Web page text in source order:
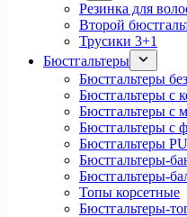
Резинка для
Второй
Трусики 3+1
Бюстгальтеры
Бюстгальтеры
Бюстгальтеры с
Бюстгальтеры с
Бюстгальтеры с
Бюстгальтеры
Бюстгальтеры-
Бюстгальтеры-
Топы корсетные
Бюстгальтеры-